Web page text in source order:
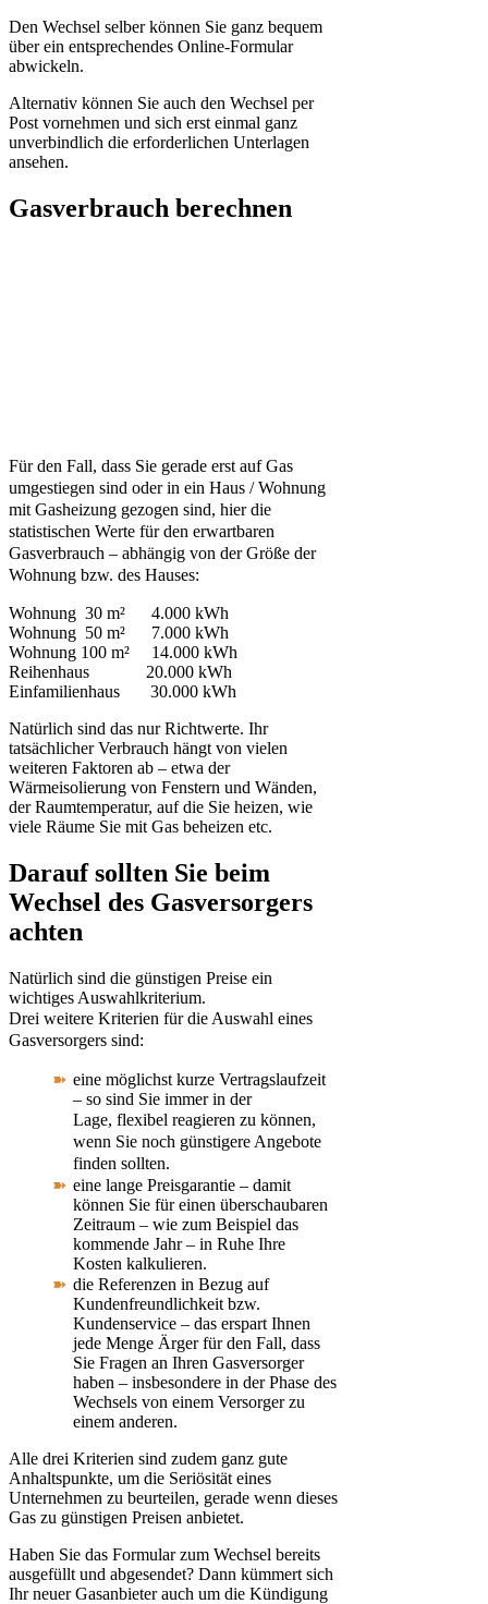
Den Wechsel selber können Sie ganz bequem
über ein entsprechendes Online-Formular
abwickeln.
Alternativ können Sie auch den Wechsel per
Post vornehmen und sich erst einmal ganz
unverbindlich die erforderlichen Unterlagen
ansehen.
Gasverbrauch berechnen
Für den Fall, dass Sie gerade erst auf Gas
umgestiegen sind oder in ein Haus / Wohnung
mit Gasheizung gezogen sind, hier die
statistischen Werte für den erwartbaren
Gasverbrauch – abhängig von der Größe der
Wohnung bzw. des Hauses:
Wohnung 30 m² 4.000 kWh
Wohnung 50 m² 7.000 kWh
Wohnung 100 m² 14.000 kWh
Reihenhaus 20.000 kWh
Einfamilienhaus 30.000 kWh
Natürlich sind das nur Richtwerte. Ihr
tatsächlicher Verbrauch hängt von vielen
weiteren Faktoren ab – etwa der
Wärmeisolierung von Fenstern und Wänden,
der Raumtemperatur, auf die Sie heizen, wie
viele Räume Sie mit Gas beheizen etc.
Darauf sollten Sie beim
Wechsel des Gasversorgers
achten
Natürlich sind die günstigen Preise ein
wichtiges Auswahlkriterium.
Drei weitere Kriterien für die Auswahl eines
Gasversorgers sind:
eine möglichst kurze Vertragslaufzeit
– so sind Sie immer in der
Lage,flexibel reagieren zu können,
wenn Sie noch günstigere Angebote
finden sollten.
eine lange Preisgarantie – damit
können Sie für einen überschaubaren
Zeitraum – wie zum Beispiel das
kommende Jahr – in Ruhe Ihre
Kosten kalkulieren.
die Referenzen in Bezug auf
Kundenfreundlichkeit bzw.
Kundenservice – das erspart Ihnen
jede Menge Ärger für den Fall, dass
Sie Fragen an Ihren Gasversorger
haben – insbesondere in der Phase des
Wechsels von einem Versorger zu
einem anderen.
Alle drei Kriterien sind zudem ganz gute
Anhaltspunkte, um die Seriösität eines
Unternehmen zu beurteilen, gerade wenn dieses
Gas zu günstigen Preisen anbietet.
Haben Sie das Formular zum Wechsel bereits
ausgefüllt und abgesendet? Dann kümmert sich
Ihr neuer Gasanbieter auch um die Kündigung